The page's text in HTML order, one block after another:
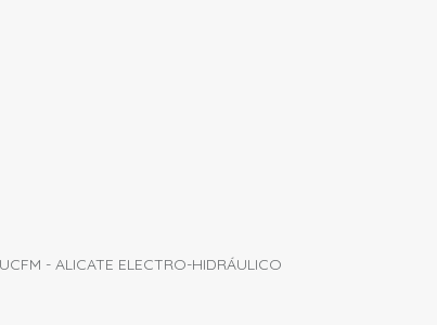
- ALICATE ELECTRO-HIDRÁULICO